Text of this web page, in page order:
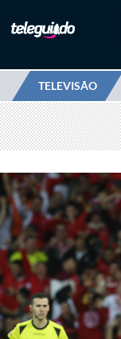
TELEVISÃO